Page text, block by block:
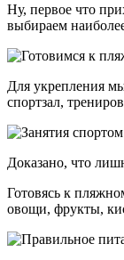
Ну, первое что
выбираем
Для укрепления
спортзал,
Доказано, что
Готовясь к
овощи, фрукты,